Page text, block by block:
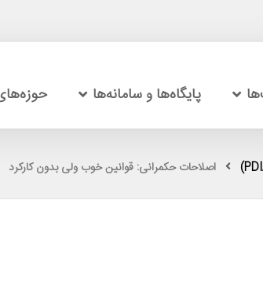
پایگاه‌ها و سامانه‌ها
اصلاحات حکمرانی: قوانین خوب ولی بدون کارکرد